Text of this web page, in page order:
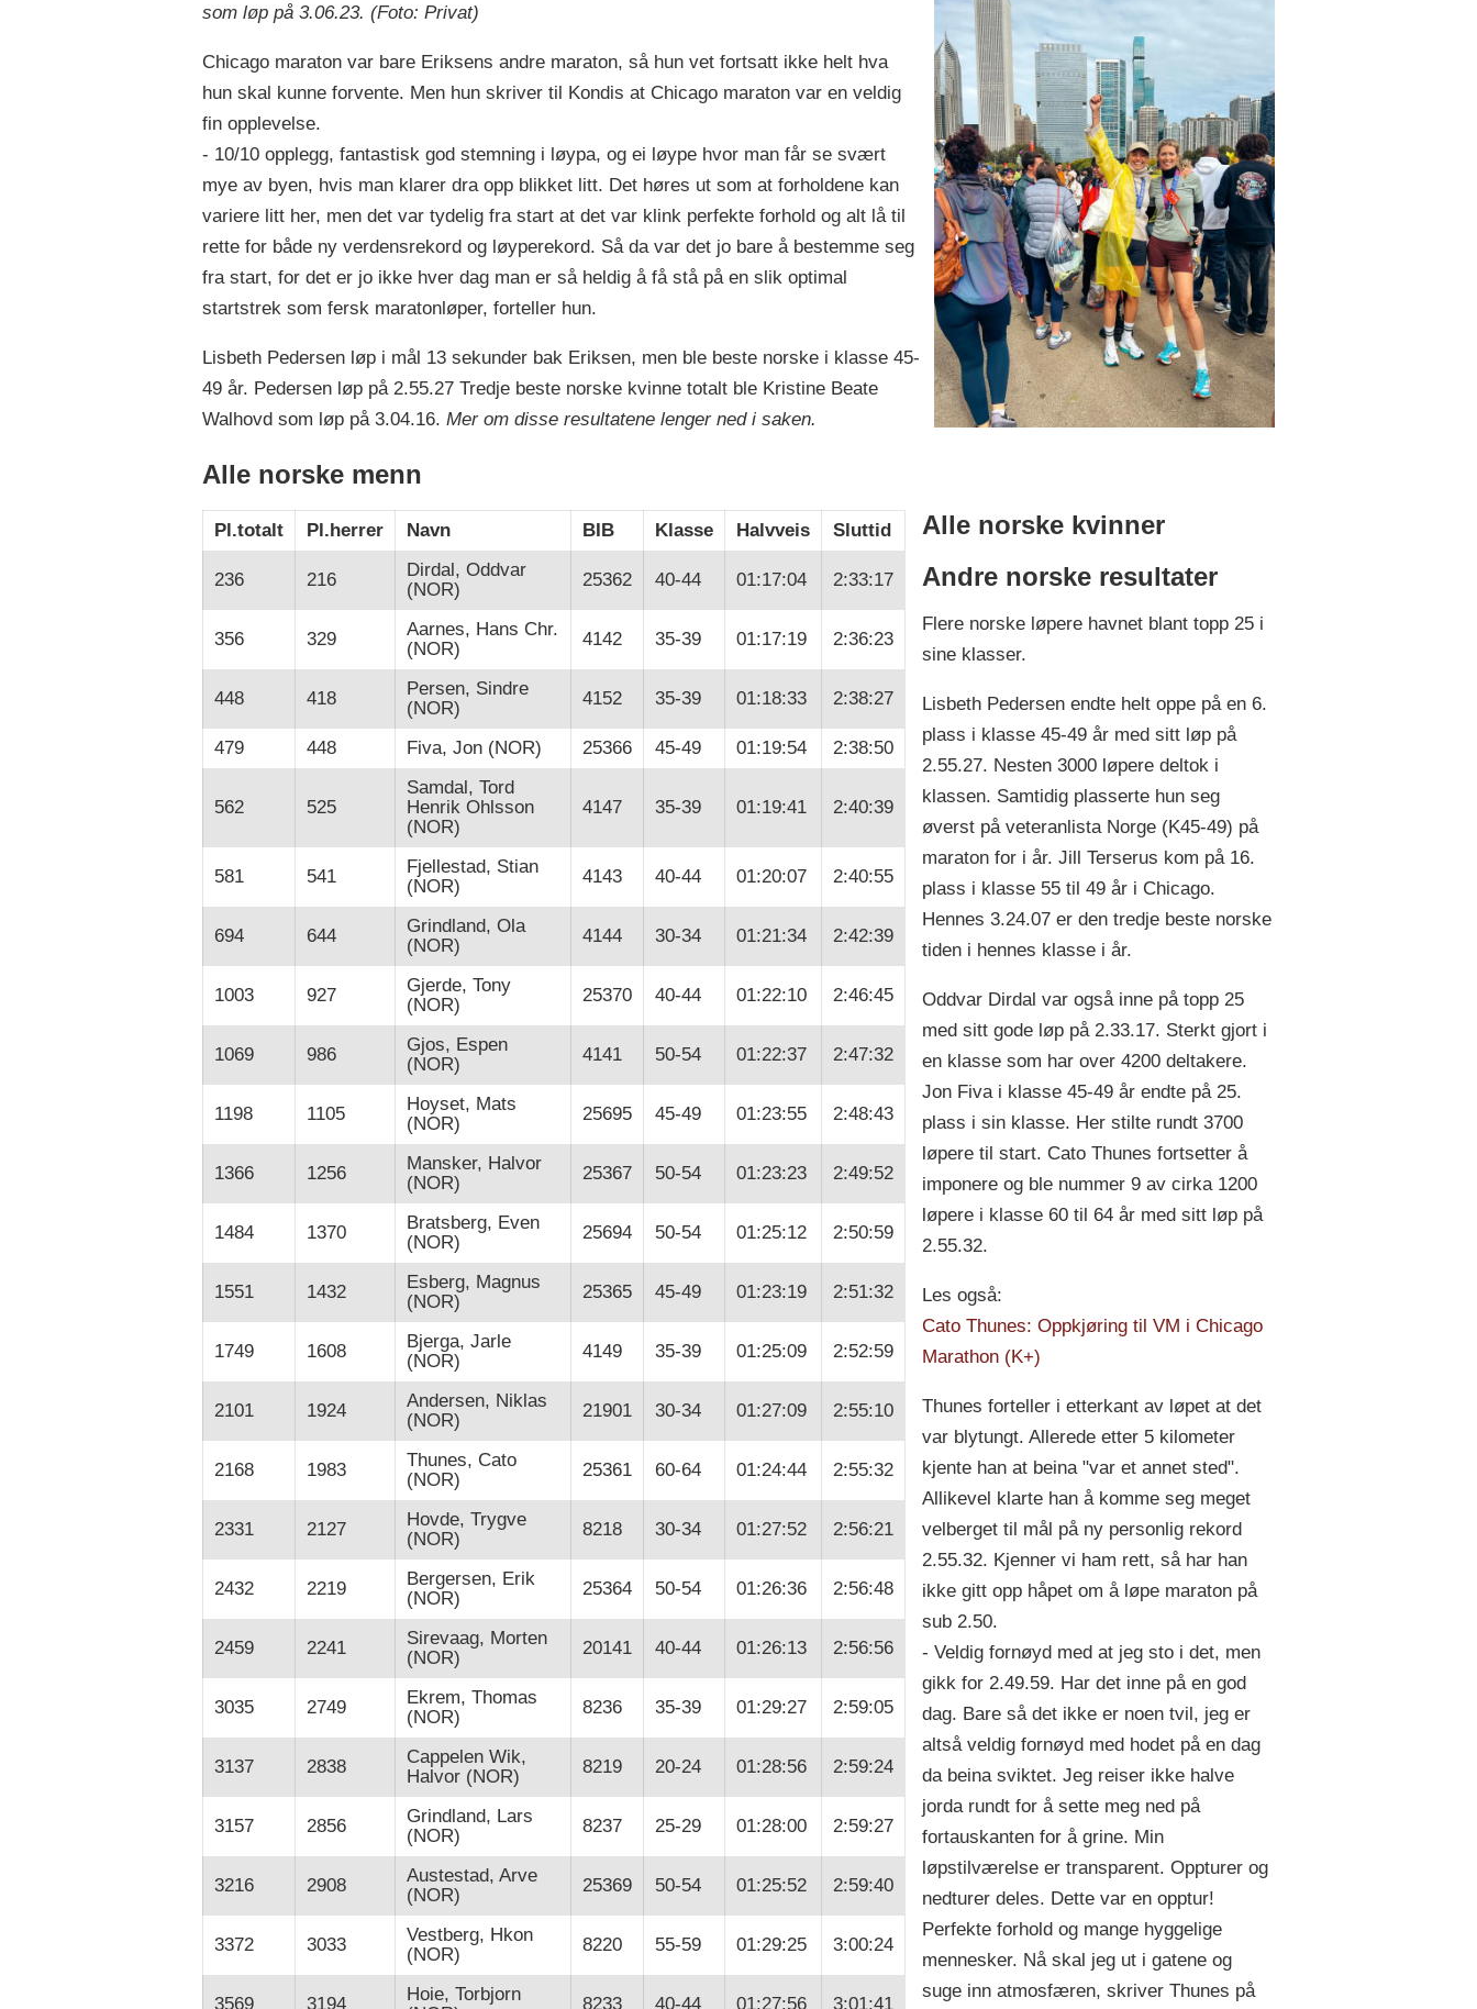
som løp på 3.06.23. (Foto: Privat)
Chicago maraton var bare Eriksens andre maraton, så hun vet fortsatt ikke helt hva
hun skal kunne forvente. Men hun skriver til Kondis at Chicago maraton var en veldig
fin opplevelse.
- 10/10 opplegg, fantastisk god stemning i løypa, og ei løype hvor man får se svært
mye av byen, hvis man klarer dra opp blikket litt. Det høres ut som at forholdene kan
variere litt her, men det var tydelig fra start at det var klink perfekte forhold og alt lå til
rette for både ny verdensrekord og løyperekord. Så da var det jo bare å bestemme seg
fra start, for det er jo ikke hver dag man er så heldig å få stå på en slik optimal
startstrek som fersk maratonløper, forteller hun.
Lisbeth Pedersen løp i mål 13 sekunder bak Eriksen, men ble beste norske i klasse 45-
49 år. Pedersen løp på 2.55.27 Tredje beste norske kvinne totalt ble Kristine Beate
Walhovd som løp på 3.04.16. Mer om disse resultatene lenger ned i saken.
Alle norske menn
Pl.totalt Pl.herrer Navn BIB Klasse Halvveis Sluttid
236 216
Dirdal, Oddvar
(NOR)
25362 40-44 01:17:04 2:33:17
356 329
Aarnes, Hans Chr.
(NOR)
4142 35-39 01:17:19 2:36:23
448 418
Persen, Sindre
(NOR)
4152 35-39 01:18:33 2:38:27
479 448 Fiva, Jon (NOR) 25366 45-49 01:19:54 2:38:50
562 525
Samdal, Tord
Henrik Ohlsson
(NOR)
4147 35-39 01:19:41 2:40:39
581 541
Fjellestad, Stian
(NOR)
4143 40-44 01:20:07 2:40:55
694 644
Grindland, Ola
(NOR)
4144 30-34 01:21:34 2:42:39
1003 927
Gjerde, Tony
(NOR)
25370 40-44 01:22:10 2:46:45
1069 986
Gjos, Espen
(NOR)
4141 50-54 01:22:37 2:47:32
1198 1105
Hoyset, Mats
(NOR)
25695 45-49 01:23:55 2:48:43
1366 1256
Mansker, Halvor
(NOR)
25367 50-54 01:23:23 2:49:52
1484 1370
Bratsberg, Even
(NOR)
25694 50-54 01:25:12 2:50:59
1551 1432
Esberg, Magnus
(NOR)
25365 45-49 01:23:19 2:51:32
1749 1608
Bjerga, Jarle
(NOR)
4149 35-39 01:25:09 2:52:59
2101 1924
Andersen, Niklas
(NOR)
21901 30-34 01:27:09 2:55:10
2168 1983
Thunes, Cato
(NOR)
25361 60-64 01:24:44 2:55:32
2331 2127
Hovde, Trygve
(NOR)
8218 30-34 01:27:52 2:56:21
2432 2219
Bergersen, Erik
(NOR)
25364 50-54 01:26:36 2:56:48
2459 2241
Sirevaag, Morten
(NOR)
20141 40-44 01:26:13 2:56:56
3035 2749
Ekrem, Thomas
(NOR)
8236 35-39 01:29:27 2:59:05
3137 2838
Cappelen Wik,
Halvor (NOR)
8219 20-24 01:28:56 2:59:24
3157 2856
Grindland, Lars
(NOR)
8237 25-29 01:28:00 2:59:27
3216 2908
Austestad, Arve
(NOR)
25369 50-54 01:25:52 2:59:40
3372 3033
Vestberg, Hkon
(NOR)
8220 55-59 01:29:25 3:00:24
3569 3194
Hoie, Torbjorn
8233 40-44 01:27:56 3:01:41
Alle norske kvinner
Andre norske resultater
Flere norske løpere havnet blant topp 25 i
sine klasser.
Lisbeth Pedersen endte helt oppe på en 6.
plass i klasse 45-49 år med sitt løp på
2.55.27. Nesten 3000 løpere deltok i
klassen. Samtidig plasserte hun seg
øverst på veteranlista Norge (K45-49) på
maraton for i år. Jill Terserus kom på 16.
plass i klasse 55 til 49 år i Chicago.
Hennes 3.24.07 er den tredje beste norske
tiden i hennes klasse i år.
Oddvar Dirdal var også inne på topp 25
med sitt gode løp på 2.33.17. Sterkt gjort i
en klasse som har over 4200 deltakere.
Jon Fiva i klasse 45-49 år endte på 25.
plass i sin klasse. Her stilte rundt 3700
løpere til start. Cato Thunes fortsetter å
imponere og ble nummer 9 av cirka 1200
løpere i klasse 60 til 64 år med sitt løp på
2.55.32.
Les også:
Cato Thunes: Oppkjøring til VM i Chicago
Marathon (K+)
Thunes forteller i etterkant av løpet at det
var blytungt. Allerede etter 5 kilometer
kjente han at beina "var et annet sted".
Allikevel klarte han å komme seg meget
velberget til mål på ny personlig rekord
2.55.32. Kjenner vi ham rett, så har han
ikke gitt opp håpet om å løpe maraton på
sub 2.50.
- Veldig fornøyd med at jeg sto i det, men
gikk for 2.49.59. Har det inne på en god
dag. Bare så det ikke er noen tvil, jeg er
altså veldig fornøyd med hodet på en dag
da beina sviktet. Jeg reiser ikke halve
jorda rundt for å sette meg ned på
fortauskanten for å grine. Min
løpstilværelse er transparent. Oppturer og
nedturer deles. Dette var en opptur!
Perfekte forhold og mange hyggelige
mennesker. Nå skal jeg ut i gatene og
suge inn atmosfæren, skriver Thunes på